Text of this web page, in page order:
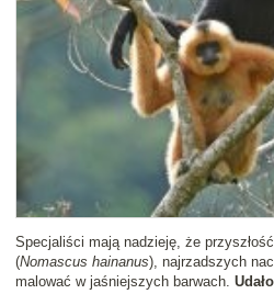
Specjaliści mają nadzieję, że
(Nomascus hainanus), najrzadszych
malować w jaśniejszych barwach.